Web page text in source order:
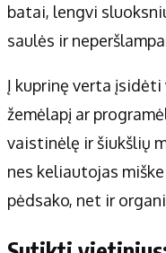
batai, lengvi
saulės ir
Į kuprinę verta įsidėti
žemėlapį ar
vaistinėlę ir šiukšlių
nes keliautojas
pėdsako, net ir